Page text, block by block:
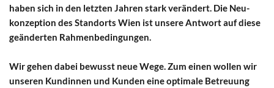
haben sich in den letzten Jahren stark verändert. Die Neu-
konzeption des Standorts Wien ist unsere Antwort auf diese
geänderten Rahmenbedingungen.
Wir gehen dabei bewusst neue Wege. Zum einen wollen wir
unseren Kundinnen und Kunden eine optimale Betreuung